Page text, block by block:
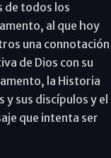
de todos los
al que hoy
una connotación
de Dios con su
la Historia
y sus discípulos y el
que intenta ser